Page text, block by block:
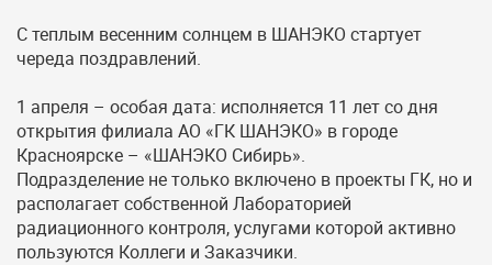
С теплым весенним солнцем в ШАНЭКО стартует
череда поздравлений.
1 апреля – особая дата: исполняется 11 лет со дня
открытия филиала АО «ГК ШАНЭКО» в городе
Красноярске – «ШАНЭКО Сибирь».
Подразделение не только включено в проекты ГК, но и
располагает собственной Лабораторией
радиационного контроля, услугами которой активно
пользуются Коллеги и Заказчики.